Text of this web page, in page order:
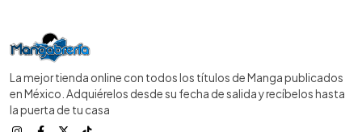
La mejor tienda online con todos los títulos de Manga publicados
en México. Adquiérelos desde su fecha de salida y recíbelos hasta
la puerta de tu casa